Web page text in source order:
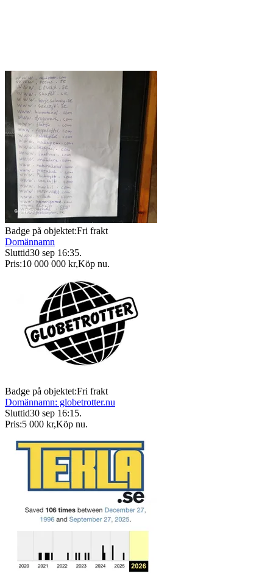
Badge på objektet:Fri frakt
Domännamn
Sluttid30 sep 16:35.
Pris:10 000 000 kr,Köp nu.
Badge på objektet:Fri frakt
Domännamn: globetrotter.nu
Sluttid30 sep 16:15.
Pris:5 000 kr,Köp nu.